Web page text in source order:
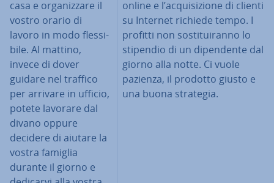
casa e or­ga­niz­za­re il
vostro orario di
lavoro in modo fles­si­
bi­le. Al mattino,
invece di dover
guidare nel traffico
per arrivare in ufficio,
potete lavorare dal
divano oppure
decidere di aiutare la
vostra famiglia
durante il giorno e
online e l’ac­qui­si­zio­ne di clienti
su Internet richiede tempo. I
profitti non so­sti­tui­ran­no lo
stipendio di un di­pen­den­te dal
giorno alla notte. Ci vuole
pazienza, il prodotto giusto e
una buona strategia.